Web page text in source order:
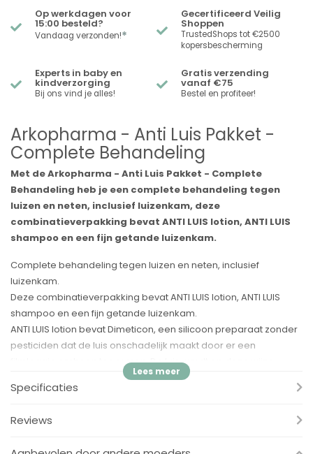
Op werkdagen voor
15:00 besteld?
Vandaag verzonden!*
Gecertificeerd Veilig
Shoppen
TrustedShops tot €2500
kopersbescherming
Experts in baby en
kindverzorging
Bij ons vind je alles!
Gratis verzending
vanaf €75
Bestel en profiteer!
Arkopharma - Anti Luis Pakket -
Complete Behandeling
Met de Arkopharma - Anti Luis Pakket - Complete
Behandeling heb je een complete behandeling tegen
luizen en neten, inclusief luizenkam, deze
combinatieverpakking bevat ANTI LUIS lotion, ANTI LUIS
shampoo en een fijn getande luizenkam.
Complete behandeling tegen luizen en neten, inclusief
luizenkam.
Deze combinatieverpakking bevat ANTI LUIS lotion, ANTI LUIS
shampoo en een fijn getande luizenkam.
ANTI LUIS lotion bevat Dimeticon, een silicoon preparaat zonder
pesticiden dat de luis onschadelijk maakt door er een
filmlaagje omheen te vormen. De luis wordt op deze wijze
afgesloten van lucht en is uitgeschakeld. Producent
Arkopharma staat bekend om haar kwalitief hoogstaande
dan 65 landen is Arkopharma één van de grootste aanbieders
Specificaties
Reviews